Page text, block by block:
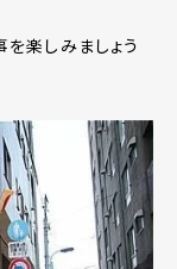
楽しみましょう